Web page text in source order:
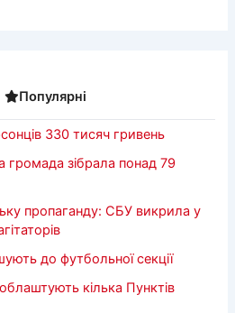
Популярні
330 тисяч гривень
громада зібрала понад 79
пропаганду: СБУ викрила у
до футбольної секції
кілька Пунктів